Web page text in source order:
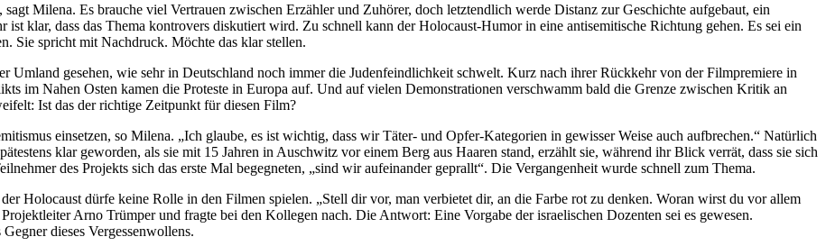
Milena. Es brauche viel Vertrauen zwischen Erzähler und Zuhörer, doch letztendlich werde Distanz zur Geschichte aufgebaut, ein
ist klar, dass das Thema kontrovers diskutiert wird. Zu schnell kann der Holocaust-Humor in eine antisemitische Richtung gehen. Es sei ein
Sie spricht mit Nachdruck. Möchte das klar stellen.
Umland gesehen, wie sehr in Deutschland noch immer die Judenfeindlichkeit schwelt. Kurz nach ihrer Rückkehr von der Filmpremiere in
im Nahen Osten kamen die Proteste in Europa auf. Und auf vielen Demonstrationen verschwamm bald die Grenze zwischen Kritik an
Ist das der richtige Zeitpunkt für diesen Film?
einsetzen, so Milena. „Ich glaube, es ist wichtig, dass wir Täter- und Opfer-Kategorien in gewisser Weise auch aufbrechen.“ Natürlich
klar geworden, als sie mit 15 Jahren in Auschwitz vor einem Berg aus Haaren stand, erzählt sie, während ihr Blick verrät, dass sie sich
des Projekts sich das erste Mal begegneten, „sind wir aufeinander geprallt“. Die Vergangenheit wurde schnell zum Thema.
Holocaust dürfe keine Rolle in den Filmen spielen. „Stell dir vor, man verbietet dir, an die Farbe rot zu denken. Woran wirst du vor allem
Arno Trümper und fragte bei den Kollegen nach. Die Antwort: Eine Vorgabe der israelischen Dozenten sei es gewesen.
dieses Vergessenwollens.